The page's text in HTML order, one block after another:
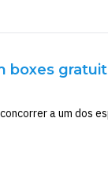
boxes
a um dos